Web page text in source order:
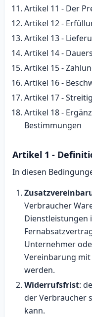
Artikel 11 - Der
Artikel 12 -
Artikel 13 -
Artikel 14 -
Artikel 15 -
Artikel 16 -
Artikel 17 -
Artikel 18 -
Bestimmungen
Artikel 1 -
In diesen
Verbraucher
Dienstleistungen
Unternehmer
Vereinbarung
werden.
Widerrufsfrist:
der Verbraucher
kann.